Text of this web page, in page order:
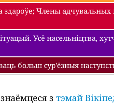
Члены адчувальных
Усё насельніцтва,
больш сур'ёзныя
з тэмай